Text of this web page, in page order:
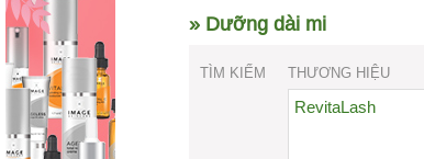
» Dưỡng dài mi
TÌM KIẾM THƯƠNG HIỆU
RevitaLash